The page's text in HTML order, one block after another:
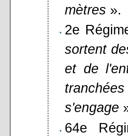
mètres ».
2e
sortent
et de
s'engage
64e